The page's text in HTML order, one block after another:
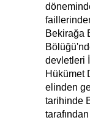
Bekirağa
devletleri
Hükümet
elinden
tarihinde